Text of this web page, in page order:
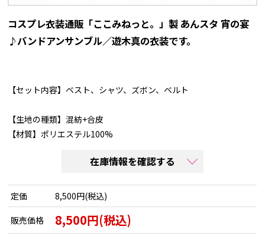
コスプレ衣装通販「ここみねっと。」製 あんスタ 宵の宴
♪バンドアンサンブル／遊木真の衣装です。
【セット内容】ベスト、シャツ、ズボン、ベルト
【生地の種類】混紡+合皮
【材質】ポリエステル100%
在庫情報を確認する
定価 8,500円(税込)
販売価格 8,500円(税込)